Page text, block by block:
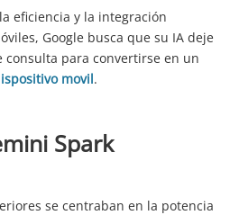
eficiencia y la integración
Google busca que su IA deje
para convertirse en un
movil.
Spark
se centraban en la potencia